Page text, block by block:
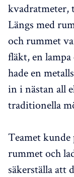
kvadratmeter,
Längs med
och rummet
fläkt, en
hade en
in i nästan all
traditionella
Teamet
rummet och
säkerställa att